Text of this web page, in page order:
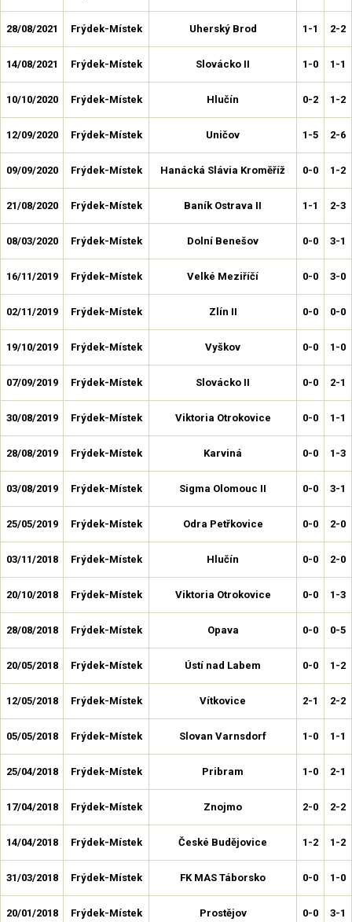
28/08/2021 Frýdek-Místek Uherský Brod 1-1 2-2
14/08/2021 Frýdek-Místek Slovácko II 1-0 1-1
10/10/2020 Frýdek-Místek Hlučín 0-2 1-2
12/09/2020 Frýdek-Místek Uničov 1-5 2-6
09/09/2020 Frýdek-Místek Hanácká Slávia Kroměříž 0-0 1-2
21/08/2020 Frýdek-Místek Baník Ostrava II 1-1 2-3
08/03/2020 Frýdek-Místek Dolní Benešov 0-0 3-1
16/11/2019 Frýdek-Místek Velké Meziříčí 0-0 3-0
02/11/2019 Frýdek-Místek Zlín II 0-0 0-0
19/10/2019 Frýdek-Místek Vyškov 0-0 1-0
07/09/2019 Frýdek-Místek Slovácko II 0-0 2-1
30/08/2019 Frýdek-Místek Viktoria Otrokovice 0-0 1-1
28/08/2019 Frýdek-Místek Karviná 0-0 1-3
03/08/2019 Frýdek-Místek Sigma Olomouc II 0-0 3-1
25/05/2019 Frýdek-Místek Odra Petřkovice 0-0 2-0
03/11/2018 Frýdek-Místek Hlučín 0-0 2-0
20/10/2018 Frýdek-Místek Viktoria Otrokovice 0-0 1-3
28/08/2018 Frýdek-Místek Opava 0-0 0-5
20/05/2018 Frýdek-Místek Ústí nad Labem 0-0 1-2
12/05/2018 Frýdek-Místek Vítkovice 2-1 2-2
05/05/2018 Frýdek-Místek Slovan Varnsdorf 1-0 1-1
25/04/2018 Frýdek-Místek Pribram 1-0 2-1
17/04/2018 Frýdek-Místek Znojmo 2-0 2-2
14/04/2018 Frýdek-Místek České Budějovice 1-2 1-2
31/03/2018 Frýdek-Místek FK MAS Táborsko 0-0 1-0
20/01/2018 Frýdek-Místek Prostějov 0-0 3-1